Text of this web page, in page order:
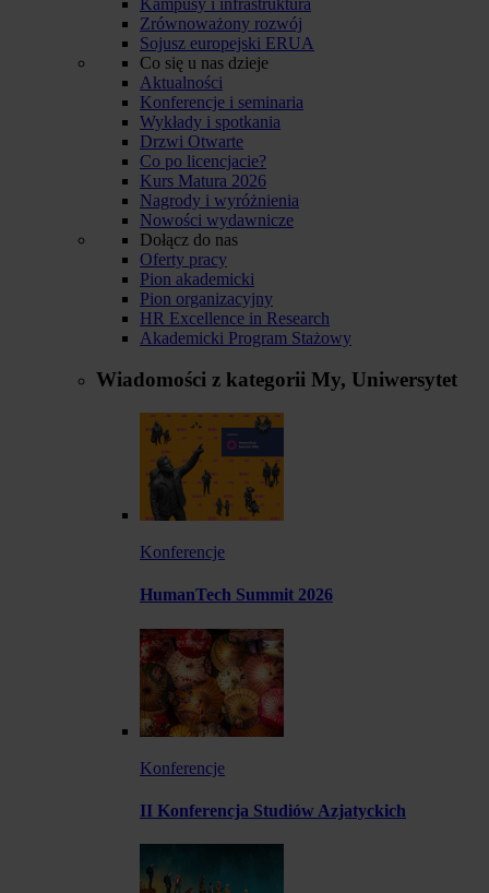
Zrównoważony rozwój
Sojusz europejski ERUA
Co się u nas dzieje
Aktualności
Konferencje i seminaria
Wykłady i spotkania
Drzwi Otwarte
Co po licencjacie?
Kurs Matura 2026
Nagrody i wyróżnienia
Nowości wydawnicze
Dołącz do nas
Oferty pracy
Pion akademicki
Pion organizacyjny
HR Excellence in Research
Akademicki Program Stażowy
Wiadomości z kategorii My, Uniwersytet
Konferencje
HumanTech Summit 2026
Konferencje
II Konferencja Studiów Azjatyckich